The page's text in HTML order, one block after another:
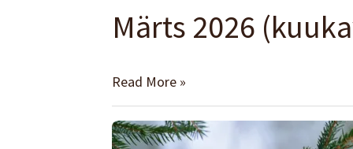
Märts 2026
Märts
Read More »
Issand